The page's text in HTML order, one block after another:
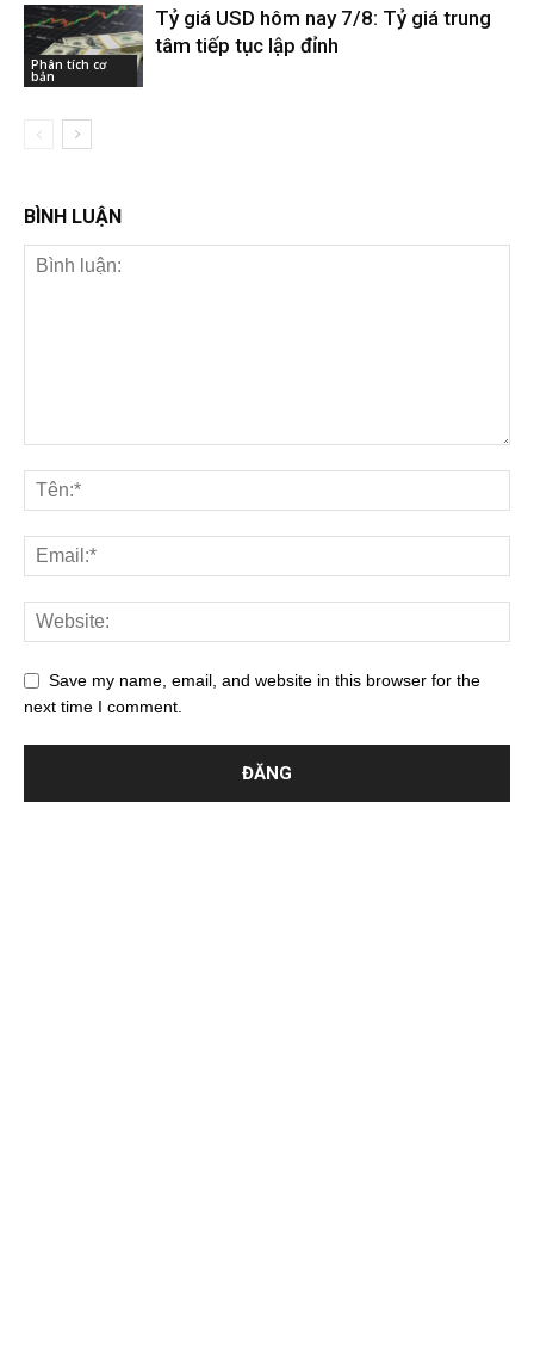
Phân tích cơ
bản
Tỷ giá USD hôm nay 7/8: Tỷ giá trung
tâm tiếp tục lập đỉnh
BÌNH LUẬN
Save my name, email, and website in this browser for the
next time I comment.